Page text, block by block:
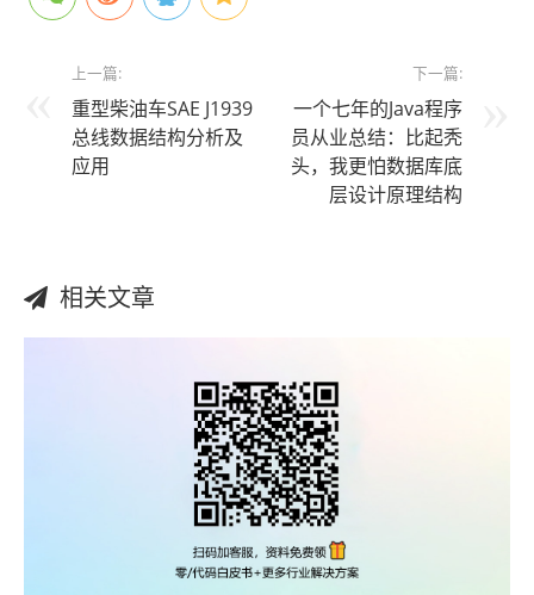
上一篇:
重型柴油车SAE J1939
总线数据结构分析及
应用
下一篇:
一个七年的Java程序
员从业总结：比起秃
头，我更怕数据库底
层设计原理结构
相关文章